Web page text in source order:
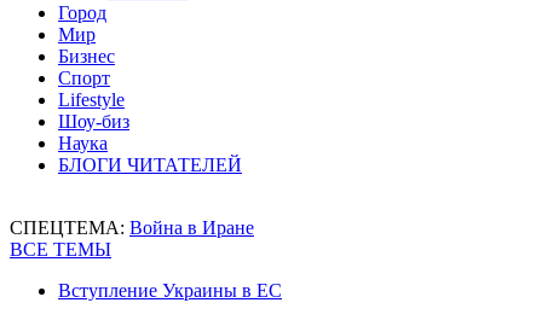
Город
Мир
Бизнес
Спорт
Lifestyle
Шоу-биз
Наука
БЛОГИ ЧИТАТЕЛЕЙ
СПЕЦТЕМА: Война в Иране
ВСЕ ТЕМЫ
Вступление Украины в ЕС